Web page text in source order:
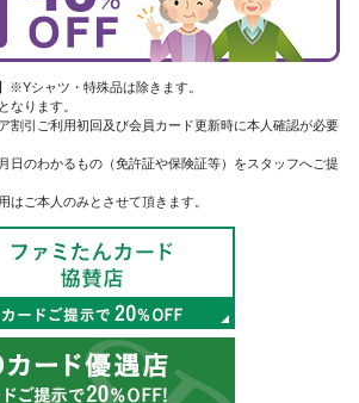
※Yシャツ・特殊品は除きます。
なります。
割引ご利用初回及び会員カード更新時に本人確認が必要
日のわかるもの（免許証や保険証等）をスタッフへご提
ご本人のみとさせて頂きます。